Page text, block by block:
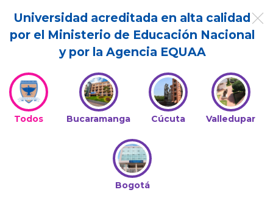
Universidad acreditada en alta calidad
por el Ministerio de Educación Nacional
y por la Agencia EQUAA
Todos Bucaramanga Cúcuta Valledupar
Bogotá